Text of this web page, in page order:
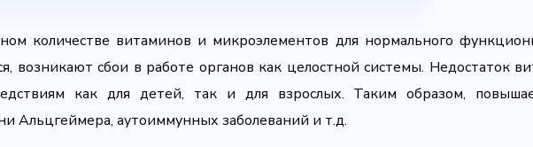
количестве витаминов и микроэлементов для нормального
возникают сбои в работе органов как целостной системы. Недостаток
как для детей, так и для взрослых. Таким образом,
Альцгеймера, аутоиммунных заболеваний и т.д.